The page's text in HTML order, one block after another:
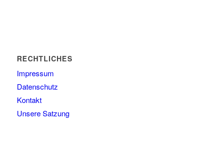
RECHTLICHES
Impressum
Datenschutz
Kontakt
Unsere Satzung